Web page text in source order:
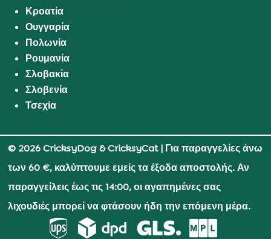
Κροατία
Ουγγαρία
Πολωνία
Ρουμανία
Σλοβακία
Σλοβενία
Τσεχία
© 2026 CricksyDog & CricksyCat| Για παραγγελίες άνω
των 60 €, καλύπτουμε εμείς τα έξοδα αποστολής. Αν
παραγγείλεις έως τις 14:00, οι αγαπημένες σας
λιχουδιές μπορεί να φτάσουν ήδη την επόμενη μέρα.